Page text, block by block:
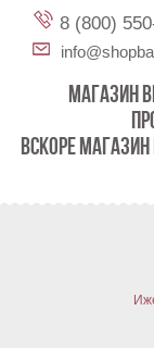
8 (800)
МАГАЗИН
ВСКОРЕ